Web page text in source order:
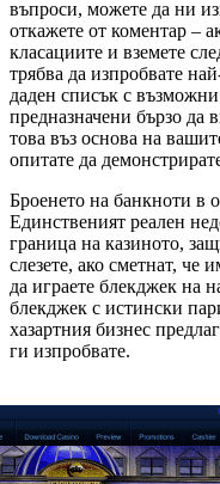
въпроси, можете да ни
откажете от коментар –
класациите и вземете
трябва да изпробвате
даден списък с
предназначени бързо да
това въз основа на
опитате да
Броенето на банкноти в
Единственият реален
граница на казиното,
слезете, ако сметнат, че
да играете блекджек на
блекджек с истински
хазартния бизнес
ги изпробвате.